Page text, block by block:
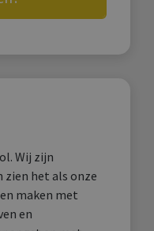
Wij zijn
het als onze
maken met
en